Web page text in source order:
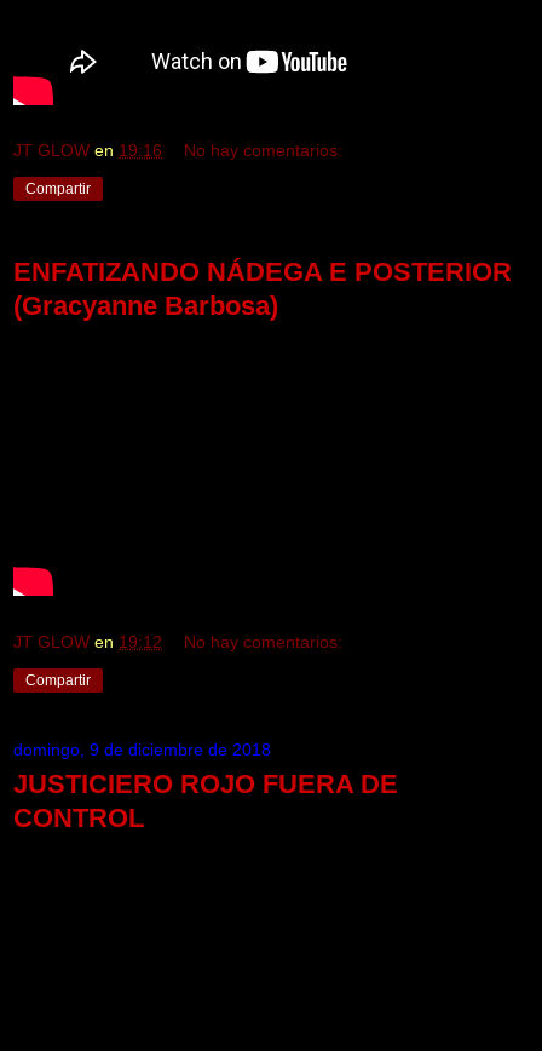
JT GLOW en 19:16 No hay comentarios:
Compartir
ENFATIZANDO NÁDEGA E POSTERIOR
(Gracyanne Barbosa)
JT GLOW en 19:12 No hay comentarios:
Compartir
domingo, 9 de diciembre de 2018
JUSTICIERO ROJO FUERA DE
CONTROL